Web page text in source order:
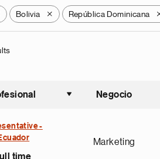
Bolivia X República Dominicana
Ordenar
Negocio
-
time
Marketing